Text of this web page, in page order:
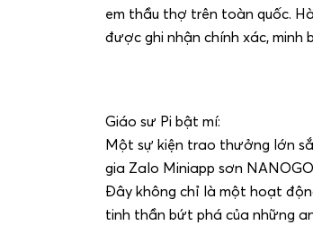
em thầu thợ trên toàn quốc.
được ghi nhận chính xác, minh
Giáo sư Pi bật mí:
Một sự kiện trao thưởng lớn
gia Zalo Miniapp sơn
Đây không chỉ là một hoạt
tinh thần bứt phá của những